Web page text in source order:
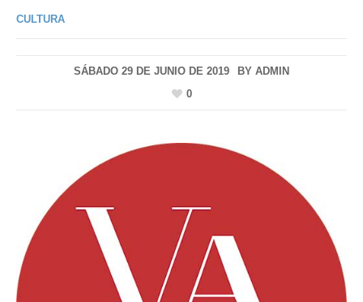
CULTURA
SÁBADO 29 DE JUNIO DE 2019 BY ADMIN
0